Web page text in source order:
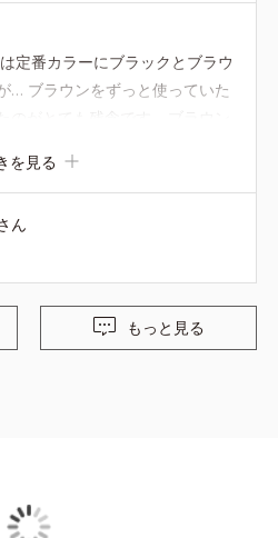
くお願いします。
定番カラーにブラックとブラウ
… ブラウンをずっと使っていた
のがとても残念です… ブラウン
を見る
ん
もっと見る